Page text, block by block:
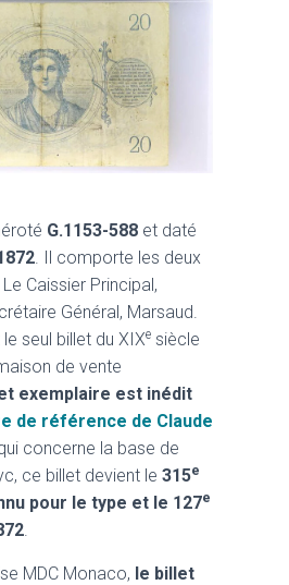
G.1153-588 et daté
. Il comporte les deux
Caissier Principal,
Général, Marsaud.
seul billet du XIXe siècle
de vente
exemplaire est inédit
de référence de Claude
qui concerne la base de
ce billet devient le 315e
pour le type et le 127e
MDC Monaco, le billet